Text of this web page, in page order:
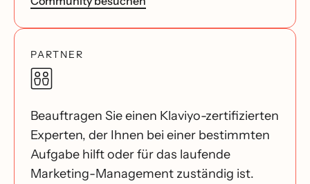
PARTNER
Beauftragen Sie einen Klaviyo-zertifizierten
Experten, der Ihnen bei einer bestimmten
Aufgabe hilft oder für das laufende
Marketing-Management zuständig ist.